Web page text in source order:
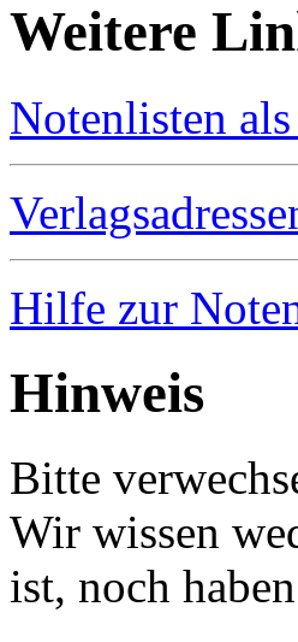
Weitere
Notenlisten
Hilfe zur
Hinweis
Bitte
Wir wissen
ist, noch